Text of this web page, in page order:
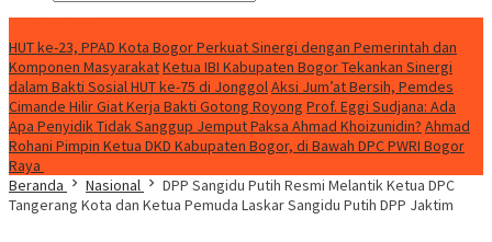
HUT ke-23, PPAD Kota Bogor Perkuat Sinergi dengan Pemerintah dan
Komponen MasyarakatKetua IBI Kabupaten Bogor Tekankan Sinergi
dalam Bakti Sosial HUT ke-75 di JonggolAksi Jum’at Bersih, Pemdes
Cimande Hilir Giat Kerja Bakti Gotong Royong Prof. Eggi Sudjana: Ada
Apa Penyidik Tidak Sanggup Jemput Paksa Ahmad Khoizunidin? Ahmad
Rohani Pimpin Ketua DKD Kabupaten Bogor, di Bawah DPC PWRI Bogor
Raya
Beranda
Nasional
DPP Sangidu Putih Resmi Melantik Ketua DPC
Tangerang Kota dan Ketua Pemuda Laskar Sangidu Putih DPP Jaktim